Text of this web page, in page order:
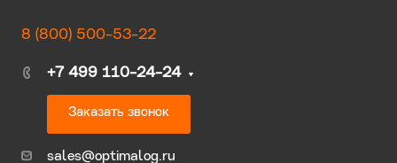
8 (800) 500-53-22
+7 499 110-24-24
Заказать звонок
sales@optimalog.ru